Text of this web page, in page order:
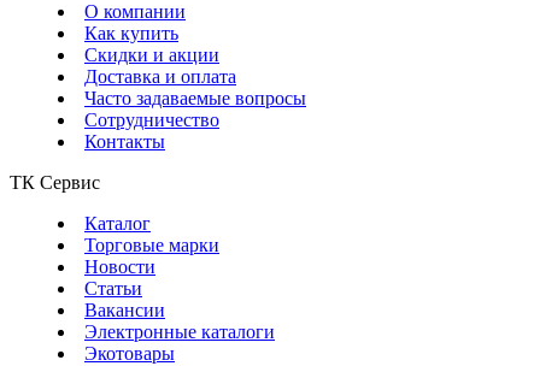
О компании
Как купить
Скидки и акции
Доставка и оплата
Часто задаваемые вопросы
Сотрудничество
Контакты
ТК Сервис
Каталог
Торговые марки
Новости
Статьи
Вакансии
Электронные каталоги
Экотовары